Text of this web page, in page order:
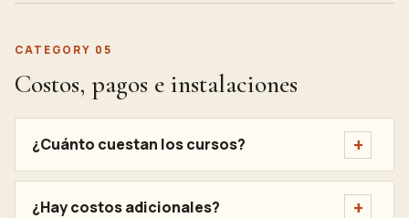
CATEGORY 05
Costos, pagos e instalaciones
¿Cuánto cuestan los cursos?
¿Hay costos adicionales?